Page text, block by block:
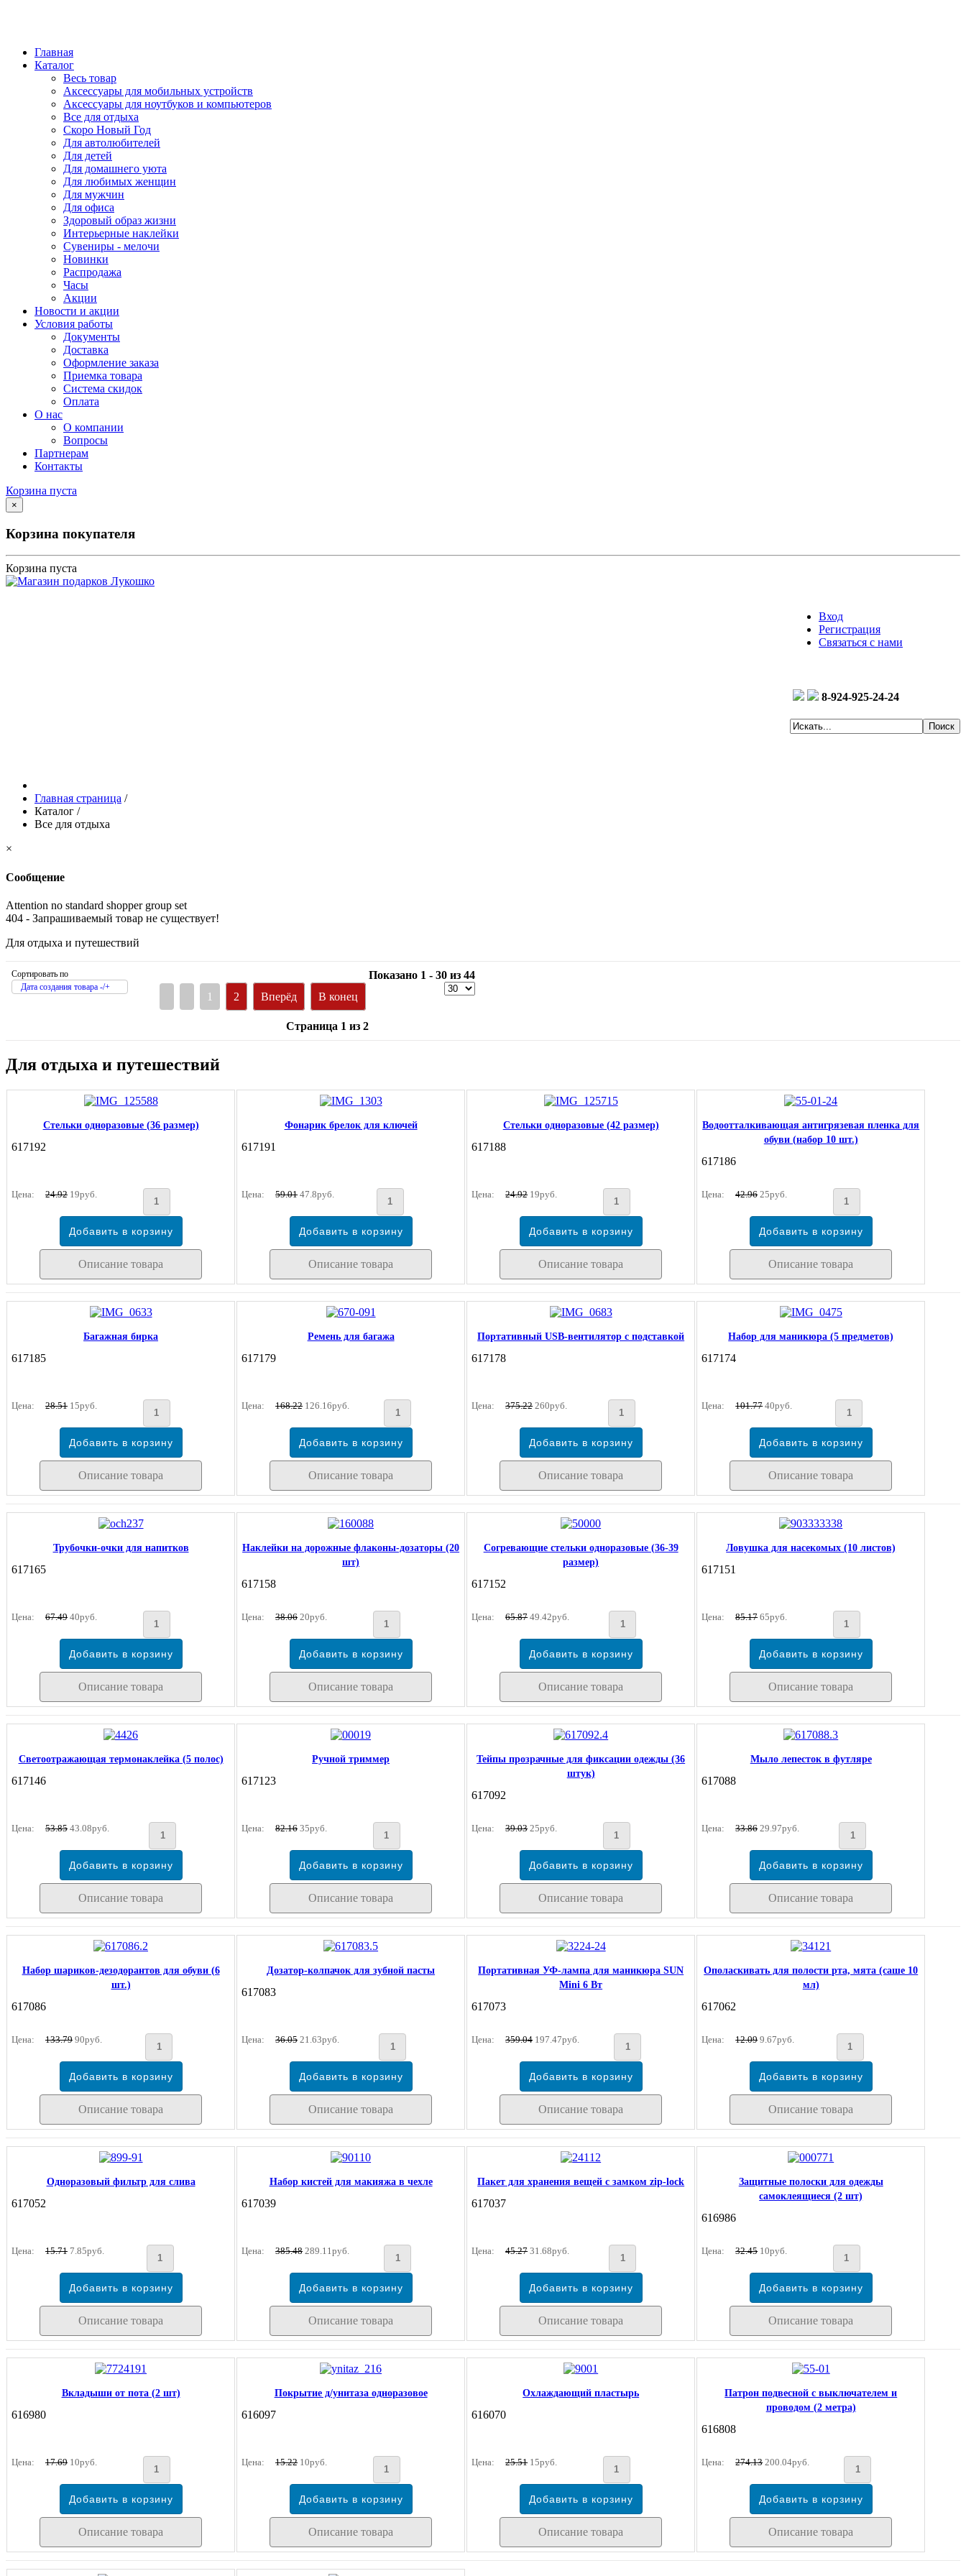
Главная
Каталог
Весь товар
Аксессуары для мобильных устройств
Аксессуары для ноутбуков и компьютеров
Все для отдыха
Скоро Новый Год
Для автолюбителей
Для детей
Для домашнего уюта
Для любимых женщин
Для мужчин
Для офиса
Здоровый образ жизни
Интерьерные наклейки
Сувениры - мелочи
Новинки
Распродажа
Часы
Акции
Новости и акции
Условия работы
Документы
Доставка
Оформление заказа
Приемка товара
Система скидок
Оплата
О нас
О компании
Вопросы
Партнерам
Контакты
Корзина пуста
×
Корзина покупателя
Корзина пуста
Вход
Регистрация
Связаться с нами
8-924-925-24-24
Главная страница /
Каталог /
Все для отдыха
×
Сообщение
Attention no standard shopper group set
404 - Запрашиваемый товар не существует!
Для отдыха и путешествий
Сортировать по
Дата создания товара -/+
1 2 Вперёд В конец
Страница 1 из 2
Показано 1 - 30 из 44
Для отдыха и путешествий
Стельки одноразовые (36 размер)
617192
Цена: 24.92 19руб.
Описание товара
Фонарик брелок для ключей
617191
Цена: 59.01 47.8руб.
Описание товара
Стельки одноразовые (42 размер)
617188
Цена: 24.9219руб.
Описание товара
Водоотталкивающая антигрязевая пленка для
обуви (набор 10 шт.)
617186
Цена: 42.9625руб.
Описание товара
Багажная бирка
617185
Цена: 28.51 15руб.
Описание товара
Ремень для багажа
617179
Цена: 168.22 126.16руб.
Описание товара
Портативный USB-вентилятор с подставкой
617178
Цена: 375.22260руб.
Описание товара
Набор для маникюра (5 предметов)
617174
Цена: 101.7740руб.
Описание товара
Трубочки-очки для напитков
617165
Цена: 67.49 40руб.
Описание товара
Наклейки на дорожные флаконы-дозаторы (20
шт)
617158
Цена: 38.06 20руб.
Описание товара
Согревающие стельки одноразовые (36-39
размер)
617152
Цена: 65.8749.42руб.
Описание товара
Ловушка для насекомых (10 листов)
617151
Цена: 85.1765руб.
Описание товара
Светоотражающая термонаклейка (5 полос)
617146
Цена: 53.85 43.08руб.
Описание товара
Ручной триммер
617123
Цена: 82.16 35руб.
Описание товара
Тейпы прозрачные для фиксации одежды (36
штук)
617092
Цена: 39.0325руб.
Описание товара
Мыло лепесток в футляре
617088
Цена: 33.8629.97руб.
Описание товара
Набор шариков-дезодорантов для обуви (6
шт.)
617086
Цена: 133.79 90руб.
Описание товара
Дозатор-колпачок для зубной пасты
617083
Цена: 36.05 21.63руб.
Описание товара
Портативная УФ-лампа для маникюра SUN
Mini 6 Вт
617073
Цена: 359.04197.47руб.
Описание товара
Ополаскивать для полости рта, мята (саше 10
мл)
617062
Цена: 12.099.67руб.
Описание товара
Одноразовый фильтр для слива
617052
Цена: 15.71 7.85руб.
Описание товара
Набор кистей для макияжа в чехле
617039
Цена: 385.48 289.11руб.
Описание товара
Пакет для хранения вещей с замком zip-lock
617037
Цена: 45.2731.68руб.
Описание товара
Защитные полоски для одежды
самоклеящиеся (2 шт)
616986
Цена: 32.4510руб.
Описание товара
Вкладыши от пота (2 шт)
616980
Цена: 17.69 10руб.
Описание товара
Покрытие д/унитаза одноразовое
616097
Цена: 15.22 10руб.
Описание товара
Охлаждающий пластырь
616070
Цена: 25.5115руб.
Описание товара
Патрон подвесной с выключателем и
проводом (2 метра)
616808
Цена: 274.13200.04руб.
Описание товара